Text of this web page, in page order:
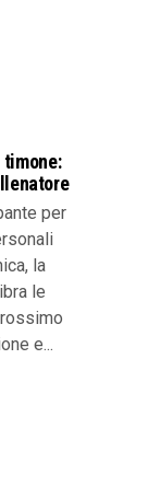
per
la
le
e...